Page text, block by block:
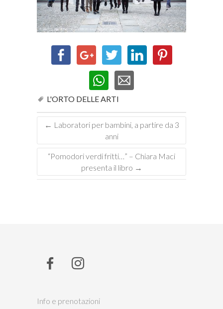
L'ORTO DELLE ARTI
← Laboratori per bambini, a partire da 3
anni
“Pomodori verdi fritti…” – Chiara Maci
presenta il libro →
Info e prenotazioni